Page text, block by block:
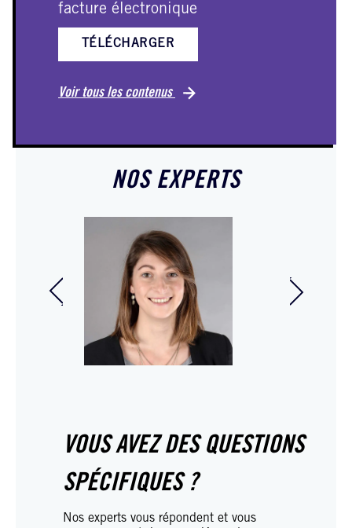
facture électronique
TÉLÉCHARGER
Voir tous les contenus
NOS EXPERTS
Conseillère In Extenso
Création Reprise
VOUS AVEZ DES QUESTIONS
SPÉCIFIQUES ?
Nos experts vous répondent et vous